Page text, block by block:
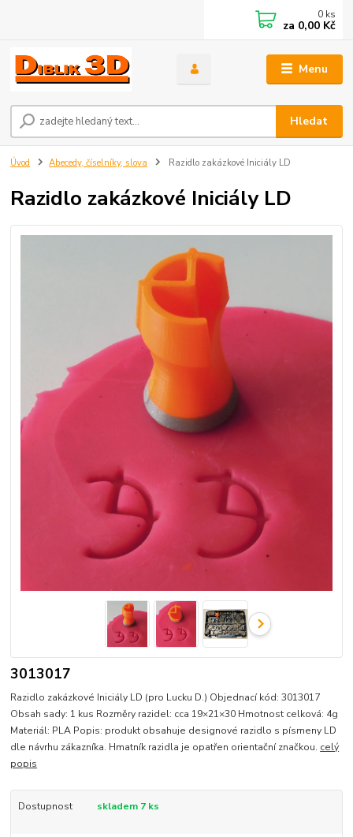
Menu
Hledat
0 ks
za 0,00 Kč
Úvod Abecedy, číselníky, slova Razidlo zakázkové Iniciály LD
Razidlo zakázkové Iniciály LD
3013017
Razidlo zakázkové Iniciály LD (pro Lucku D.) Objednací kód: 3013017
Obsah sady: 1 kus Rozměry razidel: cca 19×21×30 Hmotnost celková: 4g
Materiál: PLA Popis: produkt obsahuje designové razidlo s písmeny LD
dle návrhu zákazníka. Hmatník razidla je opatřen orientační značkou. celý
popis
Dostupnost skladem 7 ks